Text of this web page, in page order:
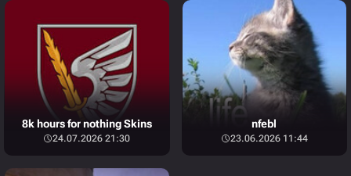
8k hours for nothing Skins
24.07.2026 21:30
nfebl
23.06.2026 11:44